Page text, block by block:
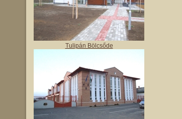
Tulipán Bölcsőde